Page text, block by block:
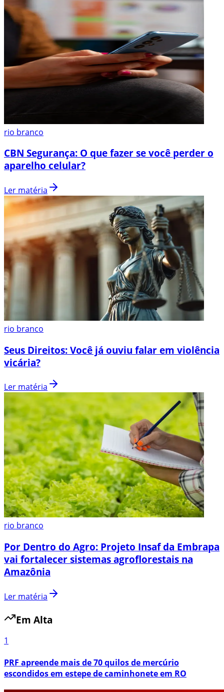
rio branco
CBN Segurança: O que fazer se você perder o
aparelho celular?
Ler matéria
rio branco
Seus Direitos: Você já ouviu falar em violência
vicária?
Ler matéria
rio branco
Por Dentro do Agro: Projeto Insaf da Embrapa
vai fortalecer sistemas agroflorestais na
Amazônia
Ler matéria
Em Alta
1
PRF apreende mais de 70 quilos de mercúrio
escondidos em estepe de caminhonete em RO